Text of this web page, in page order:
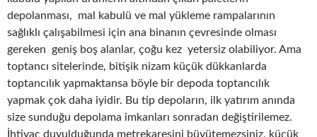
depolanması, mal kabulü ve mal yükleme rampalarının
sağlıklı çalışabilmesi için ana binanın çevresinde olması
gereken geniş boş alanlar, çoğu kez yetersiz olabiliyor. Ama
toptancı sitelerinde, bitişik nizam küçük dükkanlarda
toptancılık yapmaktansa böyle bir depoda toptancılık
yapmak çok daha iyidir. Bu tip depoların, ilk yatırım anında
size sunduğu depolama imkanları sonradan değiştirilemez.
İhtiyaç duyulduğunda metrekaresini büyütemezsiniz, küçük